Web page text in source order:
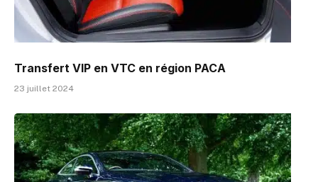
Transfert VIP en VTC en région PACA
23 juillet 2024